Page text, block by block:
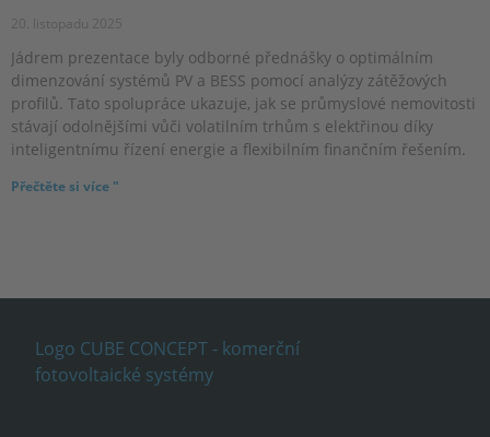
20. listopadu 2025
Jádrem prezentace byly odborné přednášky o optimálním
dimenzování systémů PV a BESS pomocí analýzy zátěžových
profilů. Tato spolupráce ukazuje, jak se průmyslové nemovitosti
stávají odolnějšími vůči volatilním trhům s elektřinou díky
inteligentnímu řízení energie a flexibilním finančním řešením.
Přečtěte si více "